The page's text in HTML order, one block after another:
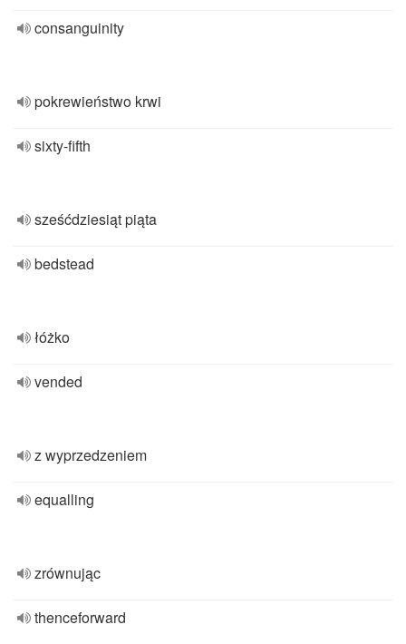
consanguinity
pokrewieństwo krwi
sixty-fifth
sześćdziesiąt piąta
bedstead
łóżko
vended
z wyprzedzeniem
equalling
zrównując
thenceforward